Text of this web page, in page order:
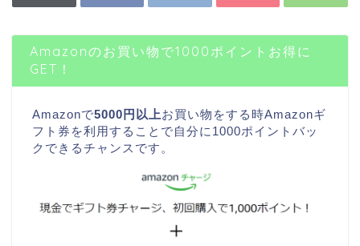
Amazonのお買い物で1000ポイントお得に
GET！
Amazonで5000円以上お買い物をする時Amazonギ
フト券を利用することで自分に1000ポイントバッ
クできるチャンスです。